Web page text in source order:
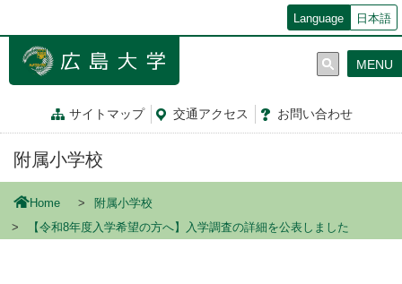
ン
Language 日本語
サイトマップ 交通アクセス お問い合わせ
MENU
附属小学校
Home
附属小学校
【令和8年度入学希望の方へ】入学調査の詳細を公表しました